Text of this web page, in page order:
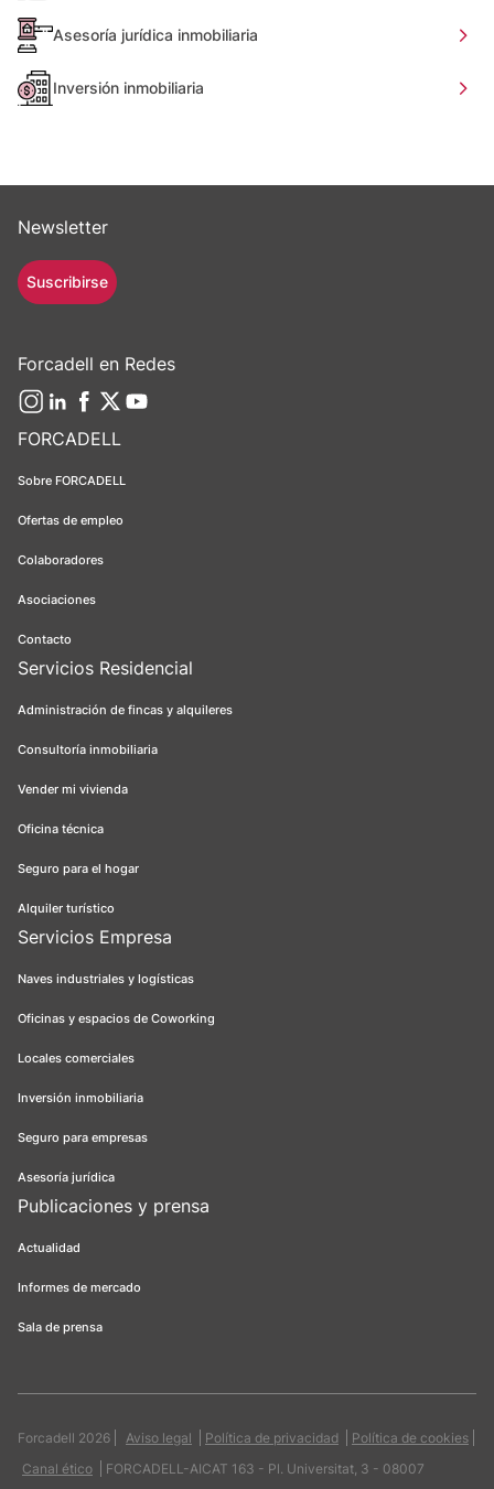
Asesoría jurídica inmobiliaria
Inversión inmobiliaria
FORCADELL
Sobre FORCADELL
Ofertas de empleo
Colaboradores
Asociaciones
Contacto
Servicios Residencial
Administración de fincas y alquileres
Consultoría inmobiliaria
Vender mi vivienda
Oficina técnica
Seguro para el hogar
Alquiler turístico
Servicios Empresa
Naves industriales y logísticas
Oficinas y espacios de Coworking
Locales comerciales
Inversión inmobiliaria
Seguro para empresas
Asesoría jurídica
Publicaciones y prensa
Actualidad
Informes de mercado
Sala de prensa
Newsletter
Suscribirse
Forcadell en Redes
Forcadell 2026 Aviso legal Política de privacidad
Política de cookies
Canal ético
FORCADELL-AICAT 163 - Pl. Universitat, 3 - 08007